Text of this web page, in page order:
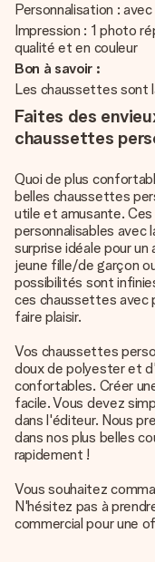
Personnalisation :
Impression : 1 photo
qualité et en couleur
Bon à savoir :
Les chaussettes sont
Faites des
chaussettes
Quoi de plus
belles chaussettes
utile et amusante.
personnalisables avec
surprise idéale pour
jeune fille/de garçon
possibilités sont
ces chaussettes avec
faire plaisir.
Vos chaussettes
doux de polyester et
confortables. Créer
facile. Vous devez
dans l'éditeur. Nous
dans nos plus belles
rapidement !
Vous souhaitez
N'hésitez pas à
commercial pour une